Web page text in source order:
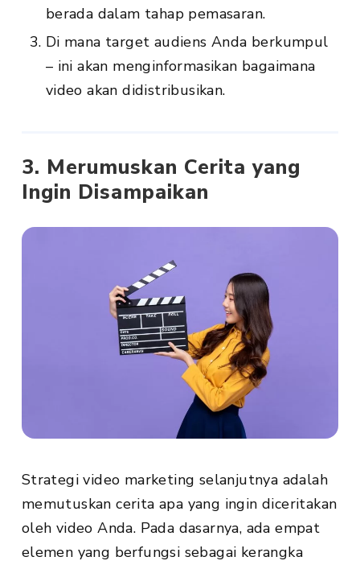
berada dalam tahap pemasaran.
Di mana target audiens Anda berkumpul
– ini akan menginformasikan bagaimana
video akan didistribusikan.
3. Merumuskan Cerita yang
Ingin Disampaikan
Strategi video marketing selanjutnya adalah
memutuskan cerita apa yang ingin diceritakan
oleh video Anda. Pada dasarnya, ada empat
elemen yang berfungsi sebagai kerangka